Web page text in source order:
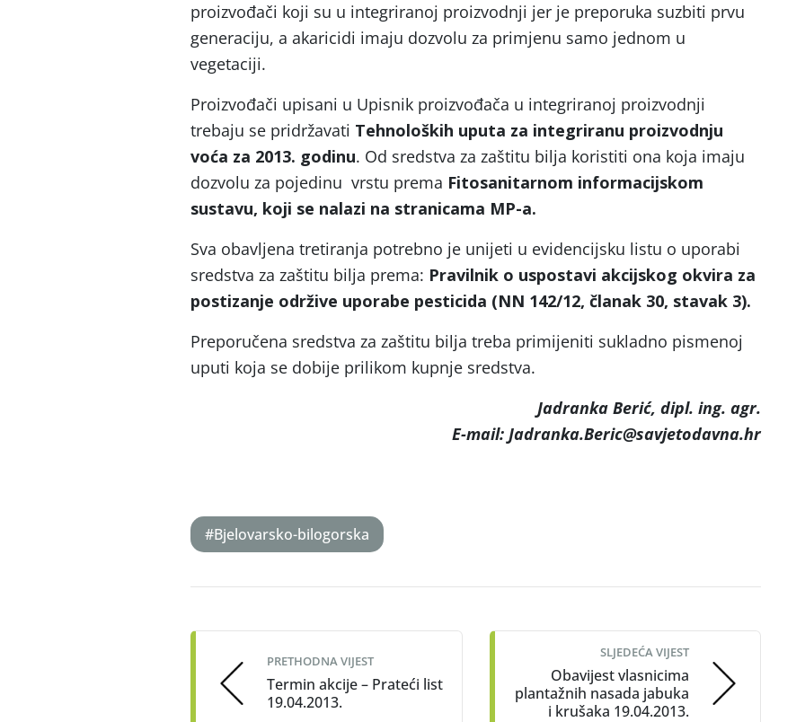
proizvođači koji su u integriranoj proizvodnji jer je preporuka suzbiti prvu
generaciju, a akaricidi imaju dozvolu za primjenu samo jednom u
vegetaciji.
Proizvođači upisani u Upisnik proizvođača u integriranoj proizvodnji
trebaju se pridržavati Tehnoloških uputa za integriranu proizvodnju
voća za 2013. godinu. Od sredstva za zaštitu bilja koristiti ona koja imaju
dozvolu za pojedinu vrstu prema Fitosanitarnom informacijskom
sustavu, koji se nalazi na stranicama MP-a.
Sva obavljena tretiranja potrebno je unijeti u evidencijsku listu o uporabi
sredstva za zaštitu bilja prema: Pravilnik o uspostavi akcijskog okvira za
postizanje održive uporabe pesticida (NN 142/12, članak 30, stavak 3).
Preporučena sredstva za zaštitu bilja treba primijeniti sukladno pismenoj
uputi koja se dobije prilikom kupnje sredstva.
Jadranka Berić, dipl. ing. agr.
E-mail: Jadranka.Beric@savjetodavna.hr
#Bjelovarsko-bilogorska
navigation
PRETHODNA VIJEST
Termin akcije – Prateći list
19.04.2013.
SLJEDEĆA VIJEST
Obavijest vlasnicima
plantažnih nasada jabuka
i krušaka 19.04.2013.